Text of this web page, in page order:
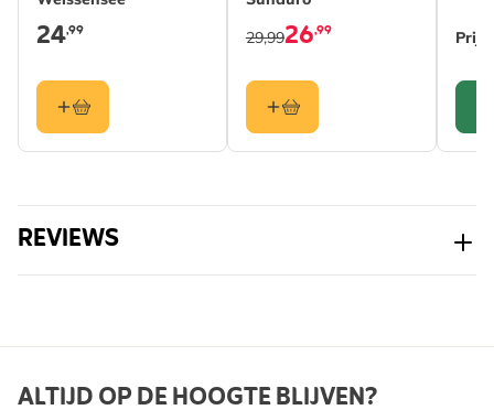
24,99 26,99
29,99 Prijs
REVIEWS
ALTIJD OP DE HOOGTE BLIJVEN?